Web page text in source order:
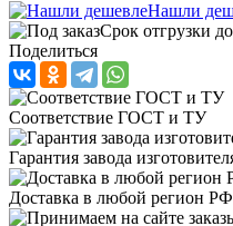
Нашли
Срок отгрузки
Поделиться
Соответствие ГОСТ и ТУ
Гарантия завода
Доставка в любой регион